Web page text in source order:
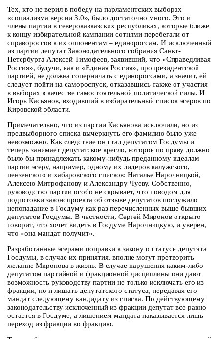
Тех, кто не верил в победу на парламентских выборах
«социализма версии 3.0», было достаточно много. Это и
члены партии в северокавказских республиках, которые ближе
к концу избирательной кампании сотнями перебегали от
справороссов к их оппонентам – единороссам. И исключенный
из партии депутат Законодательного собрания Санкт-
Петербурга Алексей Тимофеев, заявивший, что «Справедливая
Россия», будучи, как и «Единая Россия», пропрезидентской
партией, не должна соперничать с единороссами, а значит, ей
следует пойти на самороспуск, отказавшись также от участия
в выборах в качестве самостоятельной политической силы. И
Игорь Касьянов, входивший в избирательный список эсеров по
Кировской области.
Примечательно, что из партии Касьянова исключили, но из
предвыборного списка вычеркнуть его фамилию было уже
невозможно. Как следствие он стал депутатом Госдумы и
теперь занимает депутатское кресло, которое по праву должно
было бы принадлежать какому-нибудь преданному идеалам
партии эсеру, например, одному их лидеров калужского,
пензенского и хабаровского списков: Наталье Нарочницкой,
Алексею Митрофанову и Александру Чуеву. Собственно,
руководство партии особо не скрывает, что поводом для
подготовки законопроекта об отзыве депутатов послужило
непопадание в Госдуму как раз перечисленных выше бывших
депутатов Госдумы. В частности, Сергей Миронов открыто
говорит, что хочет видеть в Госдуме Нарочницкую, и уверен,
что «она мандат получит».
Разработанные эсерами поправки к закону о статусе депутата
Госдумы, в случае их принятия, вполне могут претворить
желание Миронова в жизнь. В случае нарушения каким-либо
депутатом партийной и фракционной дисциплины они дают
возможность руководству партии не только исключать его из
фракции, но и лишать депутатского статуса, передавая его
мандат следующему кандидату из списка. По действующему
законодательству исключенный из фракции депутат все равно
остается в Госдуме, а лишением мандата наказывается лишь
переход из фракции во фракцию.